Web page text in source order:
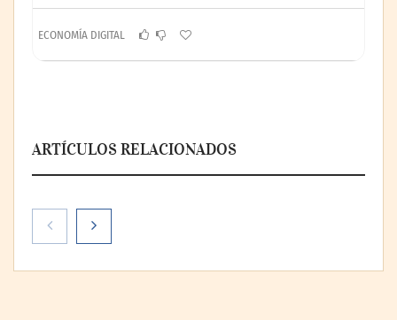
ECONOMÍA DIGITAL
ARTÍCULOS RELACIONADOS